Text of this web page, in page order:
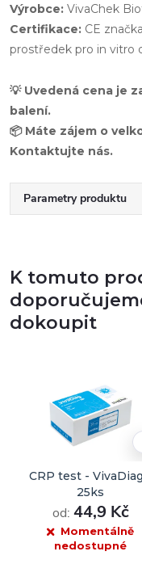
Výrobce: VivaChek
Certifikace: CE
prostředek pro in vitro
💡 Uvedená cena je
balení.
📦 Máte zájem o
Kontaktujte nás.
Parametry produktu
K tomuto
dokoupit
CRP test -
25ks
od: 44,9 Kč
Momentálně
nedostupné